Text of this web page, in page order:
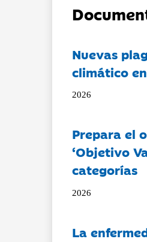
Nuevas
climático
2026
Prepara el
‘Objetivo
categorías
2026
La